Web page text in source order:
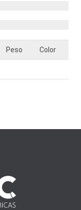
Peso Color